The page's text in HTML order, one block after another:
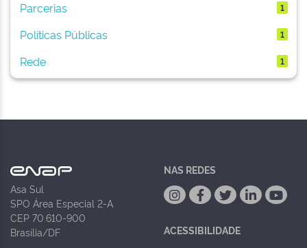
Parcerias
1
Políticas Públicas 1
Rede 1
Asa Sul
SPO Área Especial 2-A
CEP 70.610-900
Brasília/DF
NAS REDES
ACESSIBILIDADE